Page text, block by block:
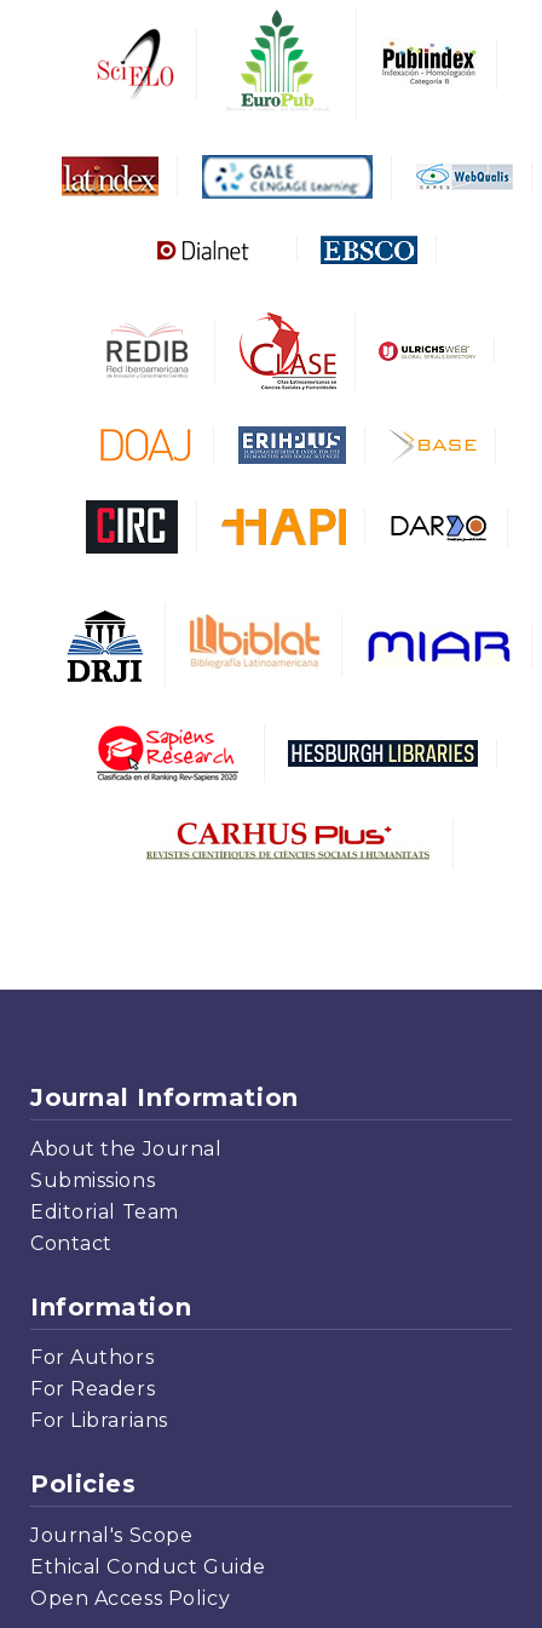
DARDO
MIAR
Sapiens Research
Gale Cengage Learning
Journal Information
About the Journal
Submissions
Editorial Team
Contact
Information
For Authors
For Readers
For Librarians
Policies
Journal's Scope
Ethical Conduct Guide
Open Access Policy